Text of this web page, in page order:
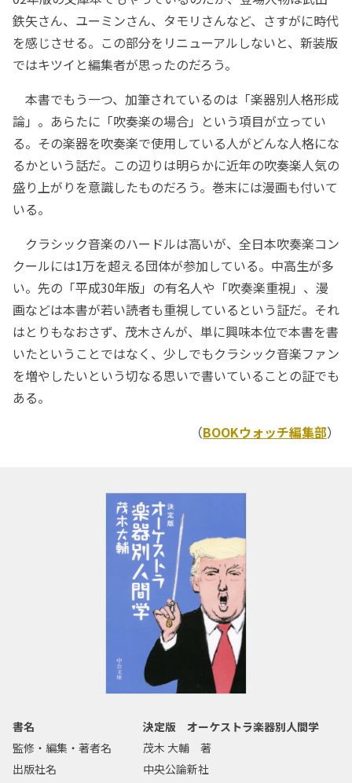
鉄矢さん、ユーミンさん、タモリさんなど、さすがに時代
を感じさせる。この部分をリニューアルしないと、新装版
ではキツイと編集者が思ったのだろう。
本書でもう一つ、加筆されているのは「楽器別人格形成
論」。あらたに「吹奏楽の場合」という項目が立ってい
る。その楽器を吹奏楽で使用している人がどんな人格にな
るかという話だ。この辺りは明らかに近年の吹奏楽人気の
盛り上がりを意識したものだろう。巻末には漫画も付いて
いる。
クラシック音楽のハードルは高いが、全日本吹奏楽コン
クールには1万を超える団体が参加している。中高生が多
い。先の「平成30年版」の有名人や「吹奏楽重視」、漫
画などは本書が若い読者も重視しているという証だ。それ
はとりもなおさず、茂木さんが、単に興味本位で本書を書
いたということではなく、少しでもクラシック音楽ファン
を増やしたいという切なる思いで書いていることの証でも
ある。
（BOOKウォッチ編集部）
書名
決定版 オーケストラ楽器別人間学
監修・編集・著者名
茂木 大輔 著
出版社名
中央公論新社